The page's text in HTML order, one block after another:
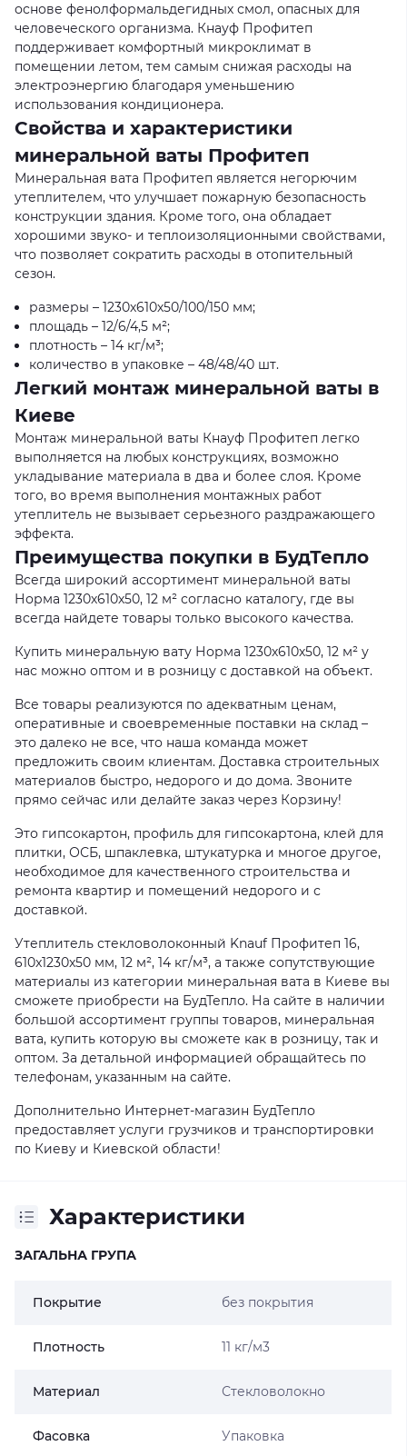
основе фенолформальдегидных смол, опасных для
человеческого организма. Кнауф Профитеп
поддерживает комфортный микроклимат в
помещении летом, тем самым снижая расходы на
электроэнергию благодаря уменьшению
использования кондиционера.
Свойства и характеристики
минеральной ваты Профитеп
Минеральная вата Профитеп является негорючим
утеплителем, что улучшает пожарную безопасность
конструкции здания. Кроме того, она обладает
хорошими звуко- и теплоизоляционными свойствами,
что позволяет сократить расходы в отопительный
сезон.
размеры – 1230х610х50/100/150 мм;
площадь – 12/6/4,5 м²;
плотность – 14 кг/м³;
количество в упаковке – 48/48/40 шт.
Легкий монтаж минеральной ваты в
Киеве
Монтаж минеральной ваты Кнауф Профитеп легко
выполняется на любых конструкциях, возможно
укладывание материала в два и более слоя. Кроме
того, во время выполнения монтажных работ
утеплитель не вызывает серьезного раздражающего
эффекта.
Преимущества покупки в БудТепло
Всегда широкий ассортимент минеральной ваты
Норма 1230х610х50, 12 м² согласно каталогу, где вы
всегда найдете товары только высокого качества.
Купить минеральную вату Норма 1230х610х50, 12 м² у
нас можно оптом и в розницу с доставкой на объект.
Все товары реализуются по адекватным ценам,
оперативные и своевременные поставки на склад –
это далеко не все, что наша команда может
предложить своим клиентам. Доставка строительных
материалов быстро, недорого и до дома. Звоните
прямо сейчас или делайте заказ через Корзину!
Это гипсокартон, профиль для гипсокартона, клей для
плитки, ОСБ, шпаклевка, штукатурка и многое другое,
необходимое для качественного строительства и
ремонта квартир и помещений недорого и с
доставкой.
Утеплитель стекловолоконный Knauf Профитеп 16,
610x1230x50 мм, 12 м², 14 кг/м³, а также сопутствующие
материалы из категории минеральная вата в Киеве вы
сможете приобрести на БудТепло. На сайте в наличии
большой ассортимент группы товаров, минеральная
вата, купить которую вы сможете как в розницу, так и
оптом. За детальной информацией обращайтесь по
телефонам, указанным на сайте.
Дополнительно Интернет-магазин БудТепло
предоставляет услуги грузчиков и транспортировки
по Киеву и Киевской области!
Характеристики
ЗАГАЛЬНА ГРУПА
Покрытие без покрытия
Плотность 11 кг/м3
Материал Стекловолокно
Фасовка Упаковка